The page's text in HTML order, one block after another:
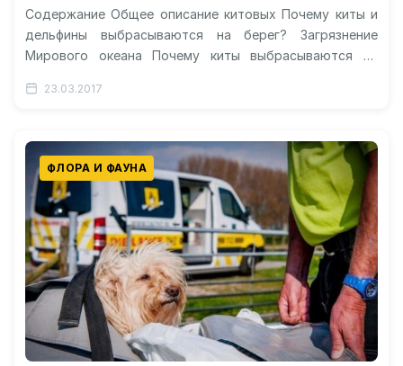
Содержание Общее описание китовых Почему киты и
дельфины выбрасываются на берег? Загрязнение
Мирового океана Почему киты выбрасываются на
23.03.2017
ФЛОРА И ФАУНА